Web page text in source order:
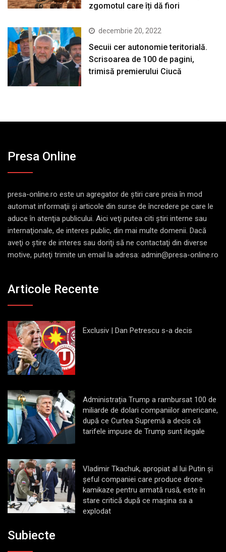
zgomotul care îți dă fiori
decembrie 20, 2022
Secuii cer autonomie teritorială.
Scrisoarea de 100 de pagini,
trimisă premierului Ciucă
Presa Online
presa-online.ro este un agregator de ştiri care preia în mod
automat informaţii şi articole din surse de încredere pe care le
aduce în atenţia publicului. Aici veţi putea citi ştiri interne sau
internaţionale, de interes public, din mai multe domenii. Dacă
aveţi o ştire de interes sau doriţi să ne contactaţi din diverse
motive, puteţi trimite un email la adresa: admin@presa-online.ro
Articole Recente
Exclusiv | Dan Petrescu s-a decis
Administrația Trump a rambursat 100 de
miliarde de dolari companiilor americane,
după ce Curtea Supremă a decis că
tarifele impuse de Trump sunt ilegale
Vladimir Tkachuk, apropiat al lui Putin și
șeful companiei care produce drone
kamikaze pentru armată rusă, este în
stare critică după ce mașina sa a
explodat
Subiecte